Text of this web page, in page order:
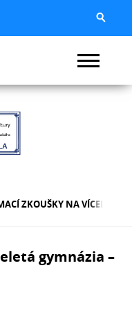
ZKOUŠKY NA VÍCELETÁ
gymnázia –